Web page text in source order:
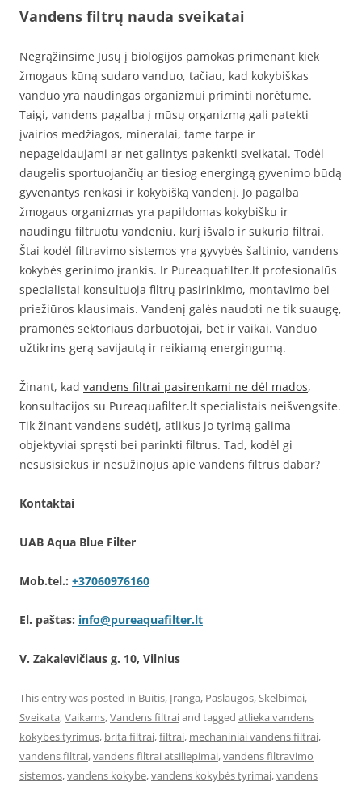
Vandens filtrų nauda sveikatai
Negrąžinsime Jūsų į biologijos pamokas primenant kiek
žmogaus kūną sudaro vanduo, tačiau, kad kokybiškas
vanduo yra naudingas organizmui priminti norėtume.
Taigi, vandens pagalba į mūsų organizmą gali patekti
įvairios medžiagos, mineralai, tame tarpe ir
nepageidaujami ar net galintys pakenkti sveikatai. Todėl
daugelis sportuojančių ar tiesiog energingą gyvenimo būdą
gyvenantys renkasi ir kokybišką vandenį. Jo pagalba
žmogaus organizmas yra papildomas kokybišku ir
naudingu filtruotu vandeniu, kurį išvalo ir sukuria filtrai.
Štai kodėl filtravimo sistemos yra gyvybės šaltinio, vandens
kokybės gerinimo įrankis. Ir Pureaquafilter.lt profesionalūs
specialistai konsultuoja filtrų pasirinkimo, montavimo bei
priežiūros klausimais. Vandenį galės naudoti ne tik suaugę,
pramonės sektoriaus darbuotojai, bet ir vaikai. Vanduo
užtikrins gerą savijautą ir reikiamą energingumą.
Žinant, kad vandens filtrai pasirenkami ne dėl mados,
konsultacijos su Pureaquafilter.lt specialistais neišvengsite.
Tik žinant vandens sudėtį, atlikus jo tyrimą galima
objektyviai spręsti bei parinkti filtrus. Tad, kodėl gi
nesusisiekus ir nesužinojus apie vandens filtrus dabar?
Kontaktai
UAB Aqua Blue Filter
Mob.tel.: +37060976160
El. paštas: info@pureaquafilter.lt
V. Zakalevičiaus g. 10, Vilnius
This entry was posted in Buitis, Įranga, Paslaugos, Skelbimai,
Sveikata,Vaikams,Vandens filtraiand tagged atlieka vandens
kokybes tyrimus, brita filtrai,filtrai, mechaniniai vandens filtrai,
vandens filtrai,vandens filtrai atsiliepimai,vandens filtravimo
sistemos,vandens kokybe,vandens kokybės tyrimai,vandens